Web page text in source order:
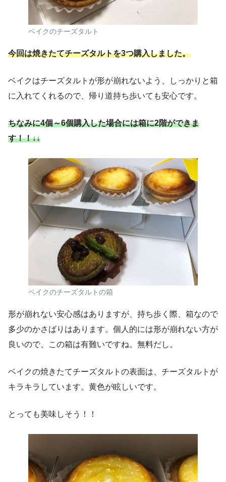
ベイクのチーズタルト
今回は焼きたてチーズタルトを3つ購入しました。
ベイクはチーズタルトが形が崩れないよう、しっかりと箱
に入れてくれるので、帰り道持ち歩いても安心です。
ちなみに4個～6個購入した場合には箱に2階ができま
す！！↓↓
ベイクのチーズタルトの箱
形が崩れない安心感はありますが、持ち歩く際、箱なので
多少のかさばりはあります。個人的には形が崩れない方が
良いので、この箱は有難いですね。無料だし。
ベイクの焼きたてチーズタルトの表面は、チーズタルトが
キラキラしています。黄色が眩しいです。
とっても美味しそう！！